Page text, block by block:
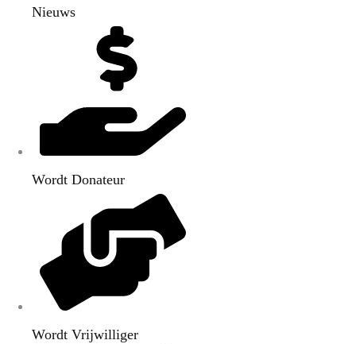
Nieuws
Wordt Donateur
Wordt Vrijwilliger